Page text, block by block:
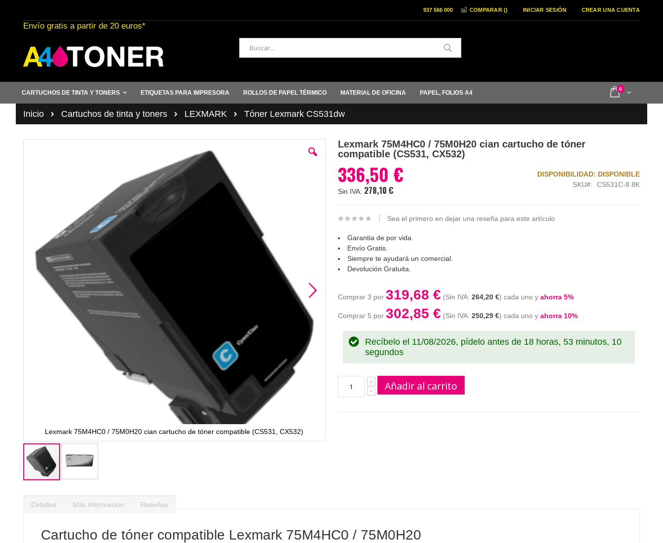
al
contenido
COMPARAR () INICIAR SESIÓN CREAR UNA CUENTA
937 566 000
Envío gratis a partir de 20 euros*
Buscar
Cart
0items
CARTUCHOS DE TINTA Y TONERS ETIQUETAS PARA IMPRESORA ROLLOS DE PAPEL TÉRMICO MATERIAL DE OFICINA PAPEL, FOLIOS A4
Inicio Cartuchos de tinta y toners LEXMARK Tóner Lexmark CS531dw
Lexmark 75M4HC0 / 75M0H20 cian cartucho de tóner compatible (CS531, CX532)
comienzo
galería
Lexmark 75M4HC0 / 75M0H20 cian cartucho de tóner
compatible (CS531, CX532)
336,50 €
278,10 €
DISPONIBILIDAD: DISPONIBLE
SKU
CS531C-8.8K
Sea el primero en dejar una reseña para este artículo
Garantia de por vida.
Envío Gratis.
Siempre te ayudará un comercial.
Devolución Gratuita.
Comprar 3 por 319,68 € 264,20 € cada uno y ahorra 5%
Comprar 5 por 302,85 € 250,29 € cada uno y ahorra 10%
Recíbelo el 11/08/2026, pídelo antes de 18 horas, 53 minutos, 9
segundos
Añadir al carrito
Detalles
Cartucho de tóner compatible Lexmark 75M4HC0 / 75M0H20
Más información Reseñas